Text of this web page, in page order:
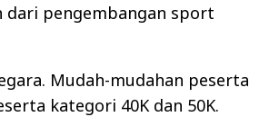
dari pengembangan sport
Mudah-mudahan peserta
kategori 40K dan 50K.